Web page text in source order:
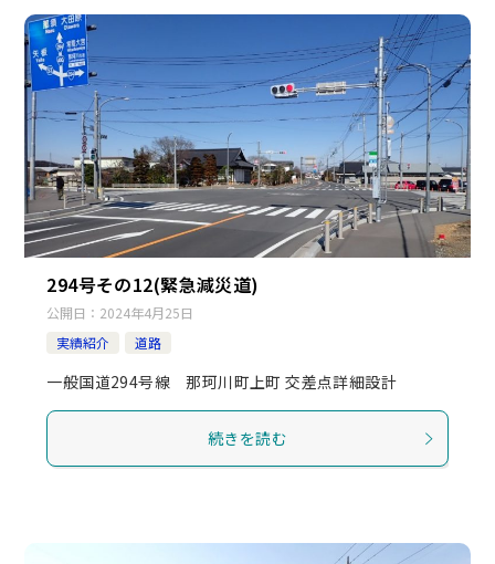
294号その12(緊急減災道)
公開日： 2024年4月25日
実績紹介
道路
一般国道294号線 那珂川町上町 交差点詳細設計
続きを読む